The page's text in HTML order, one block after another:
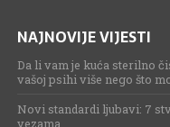
NAJNOVIJE VIJESTI
Da li vam je kuća sterilno
vašoj psihi više nego što
Novi standardi ljubavi: 7
vezama